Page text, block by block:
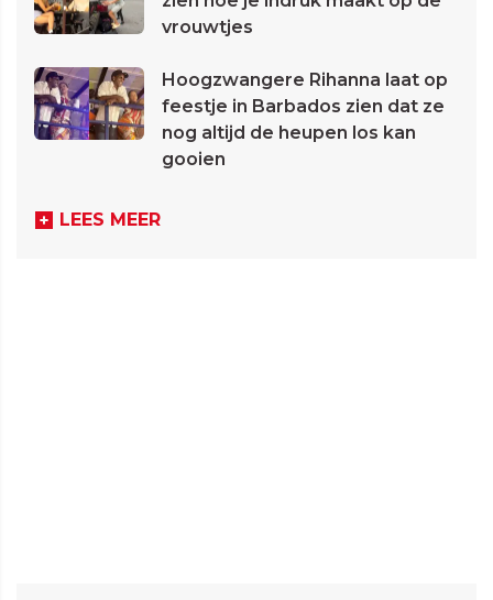
vrouwtjes
Hoogzwangere Rihanna laat op
feestje in Barbados zien dat ze
nog altijd de heupen los kan
gooien
LEES MEER